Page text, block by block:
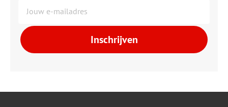
Inschrijven